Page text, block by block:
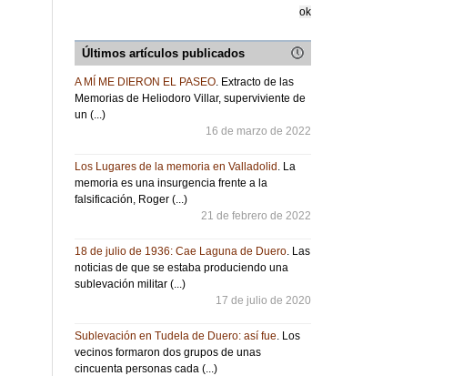
Últimos artículos publicados
A MÍ ME DIERON EL PASEO . Extracto de las
Memorias de Heliodoro Villar, superviviente de
un (...)
16 de marzo de 2022
Los Lugares de la memoria en Valladolid . La
memoria es una insurgencia frente a la
falsificación, Roger (...)
21 de febrero de 2022
18 de julio de 1936: Cae Laguna de Duero . Las
noticias de que se estaba produciendo una
sublevación militar (...)
17 de julio de 2020
Sublevación en Tudela de Duero: así fue . Los
vecinos formaron dos grupos de unas
cincuenta personas cada (...)